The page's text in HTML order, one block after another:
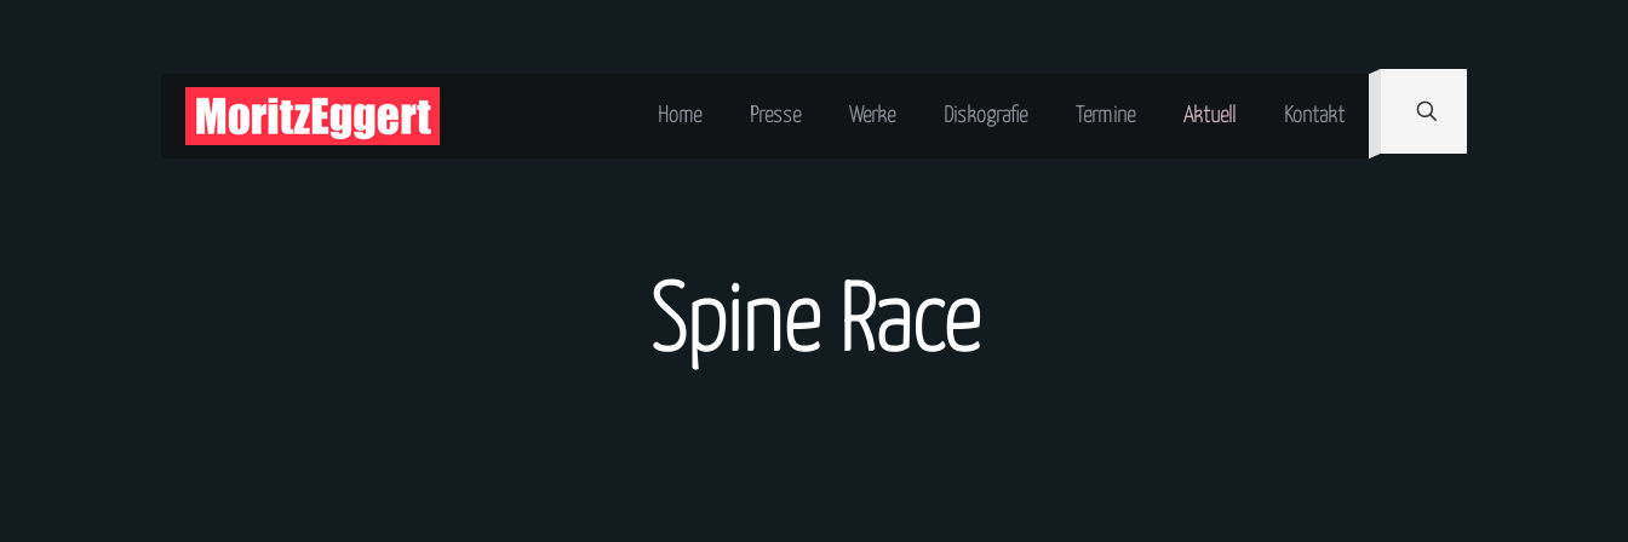
Home Presse Werke Diskografie Termine Aktuell Kontakt
Spine Race